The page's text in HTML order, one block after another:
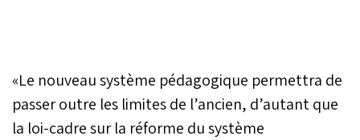
«Le nouveau système pédagogique permettra de
passer outre les limites de l’ancien, d’autant que
la loi-cadre sur la réforme du système